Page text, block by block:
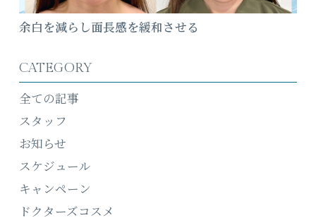
余白を減らし面長感を緩和させる
CATEGORY
全ての記事
スタッフ
お知らせ
スケジュール
キャンペーン
ドクターズコスメ